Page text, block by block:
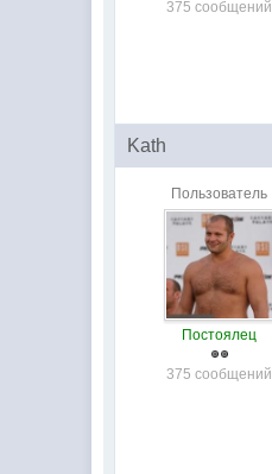
375 сообщений
Kath
Пользователь
Постоялец
375 сообщений